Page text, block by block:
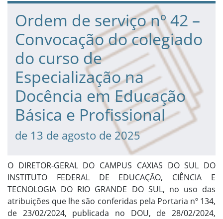
Fim da navegação
Início do conteúdo
Ordem de serviço nº 42 –
Convocação do colegiado
do curso de
Especialização na
Docência em Educação
Básica e Profissional
de 13 de agosto de 2025
O DIRETOR-GERAL DO CAMPUS CAXIAS DO SUL DO
INSTITUTO FEDERAL DE EDUCAÇÃO, CIÊNCIA E
TECNOLOGIA DO RIO GRANDE DO SUL, no uso das
atribuições que lhe são conferidas pela Portaria nº 134,
de 23/02/2024, publicada no DOU, de 28/02/2024,